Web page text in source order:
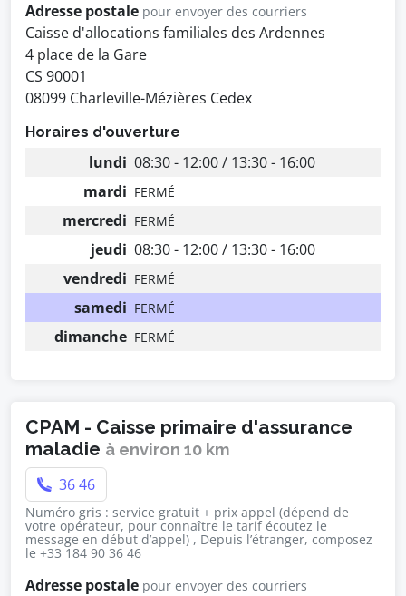
Adresse postale pour envoyer des courriers
Caisse d'allocations familiales des Ardennes
4 place de la Gare
CS 90001
08099 Charleville-Mézières Cedex
Horaires d'ouverture
lundi 08:30 - 12:00 / 13:30 - 16:00
mardi FERMÉ
mercredi FERMÉ
jeudi 08:30 - 12:00 / 13:30 - 16:00
vendredi FERMÉ
samedi FERMÉ
dimanche FERMÉ
CPAM - Caisse primaire d'assurance
maladie à environ 10 km
36 46
Numéro gris : service gratuit + prix appel (dépend de
votre opérateur, pour connaître le tarif écoutez le
message en début d’appel) , Depuis l’étranger, composez
le +33 184 90 36 46
Adresse postale pour envoyer des courriers